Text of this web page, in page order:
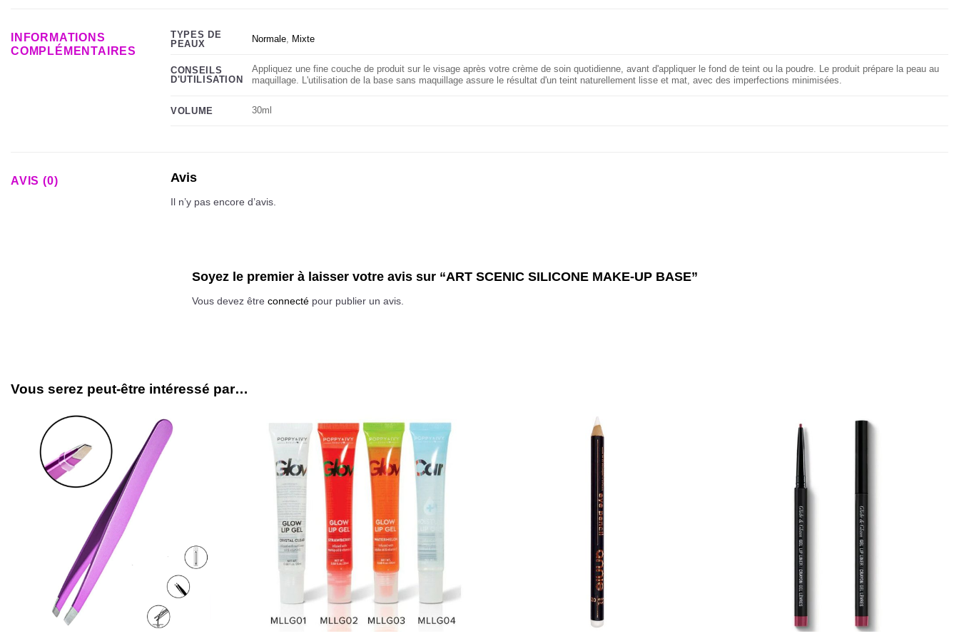
INFORMATIONS
COMPLÉMENTAIRES
TYPES DE
PEAUX
Normale, Mixte
CONSEILS
D'UTILISATION
Appliquez une fine couche de produit sur le visage après votre crème de soin quotidienne, avant d'appliquer le fond de teint ou la poudre. Le produit prépare la peau au
maquillage. L'utilisation de la base sans maquillage assure le résultat d'un teint naturellement lisse et mat, avec des imperfections minimisées.
VOLUME 30ml
AVIS (0) Avis
Il n’y pas encore d’avis.
Soyez le premier à laisser votre avis sur “ART SCENIC SILICONE MAKE-UP BASE”
Vous devez être connecté pour publier un avis.
Vous serez peut-être intéressé par…